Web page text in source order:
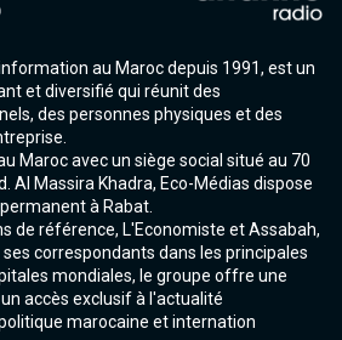
au Maroc depuis 1991, est un
et diversifié qui réunit des
des personnes physiques et des
Maroc avec un siège social situé au 70
Al Massira Khadra, Eco-Médias dispose
à Rabat.
de référence, L'Economiste et Assabah,
correspondants dans les principales
mondiales, le groupe offre une
accès exclusif à l'actualité
marocaine et internation